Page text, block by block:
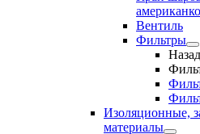
Вентиль
Фильтры
Назад
Изоляционные,
материалы